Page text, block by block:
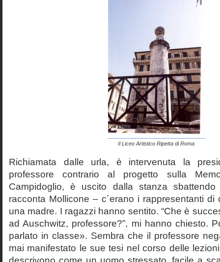
Il Liceo Artistico Ripetta di Roma
Richiamata dalle urla, è intervenuta la
professore contrario al progetto sulla
Campidoglio, è uscito dalla stanza
racconta Mollicone – c´erano i rappresentanti
una madre. I ragazzi hanno sentito. “Che è
ad Auschwitz, professore?”, mi hanno chiesto.
parlato in classe». Sembra che il professore
mai manifestato le sue tesi nel corso delle